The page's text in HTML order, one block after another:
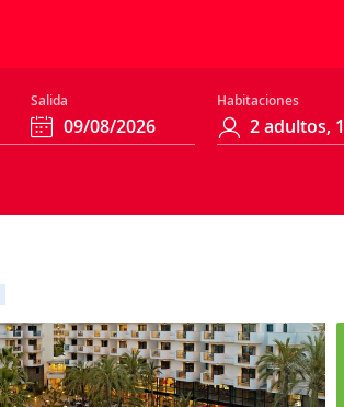
Salida Habitaciones